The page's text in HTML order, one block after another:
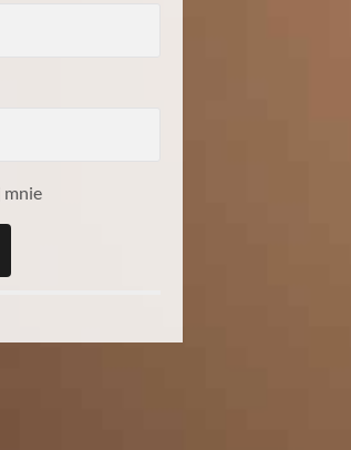
mnie